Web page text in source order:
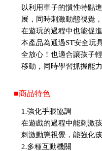
以利用車子的慣性特點
展，同時刺激動態視覺
在遊玩的過程中也能促
本產品為通過ST安全玩
全放心！也適合讓孩子
移動，同時學習抓握能
■商品特色
1.強化手眼協調
在遊戲的過程中能刺激
刺激動態視覺，能強化
2.多種互動機關